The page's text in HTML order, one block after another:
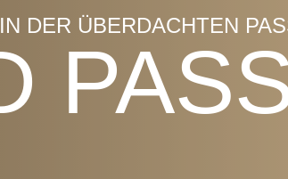
DER ÜBERDACHTEN